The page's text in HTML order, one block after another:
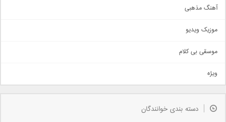
حماسی
سنتی
اهنگ بندرعباسی
دمو
مذهبی
جدیدترین ها
آهنگ مذهبی
موزیک ویدیو
موسقی بی کلام
ویژه
دسته بندی خوانندگان